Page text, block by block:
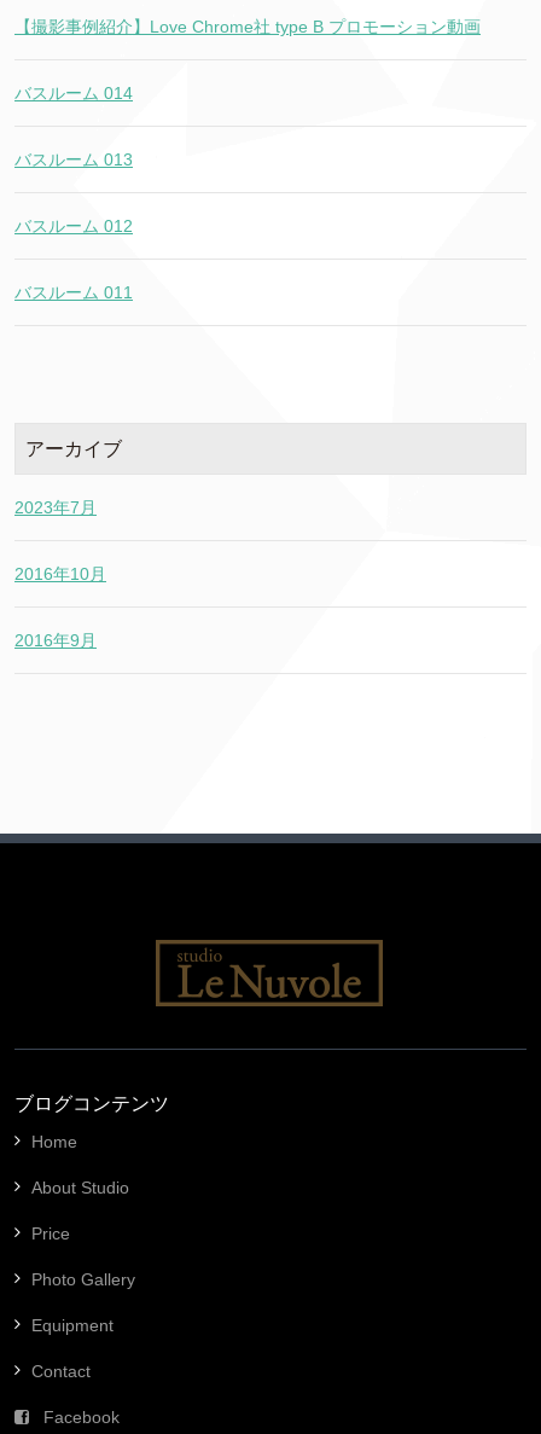
【撮影事例紹介】Love Chrome社 type B プロモーション動画
バスルーム 014
バスルーム 013
バスルーム 012
バスルーム 011
アーカイブ
2023年7月
2016年10月
2016年9月
ブログコンテンツ
Home
About Studio
Price
Photo Gallery
Equipment
Contact
Facebook